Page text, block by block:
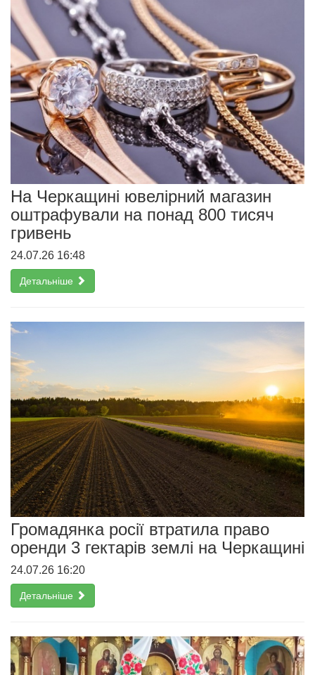
На Черкащині ювелірний магазин
оштрафували на понад 800 тисяч
гривень
24.07.26 16:48
Детальніше
Громадянка росії втратила право
оренди 3 гектарів землі на Черкащині
24.07.26 16:20
Детальніше